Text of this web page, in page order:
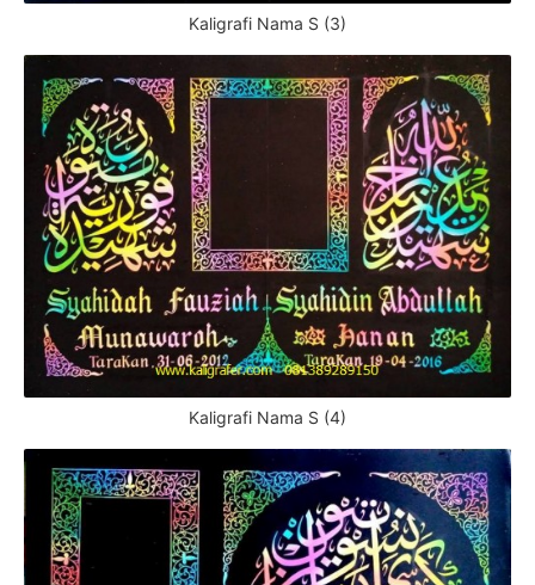
Kaligrafi Nama S (3)
Kaligrafi Nama S (4)